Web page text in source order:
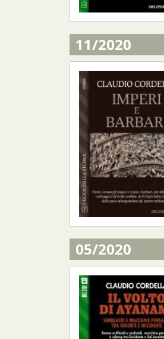
11/2020
05/2020